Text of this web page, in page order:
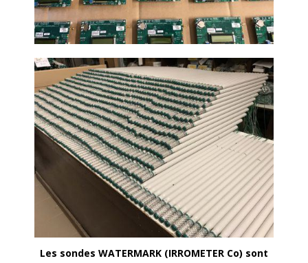
Les sondes WATERMARK (IRROMETER Co) sont